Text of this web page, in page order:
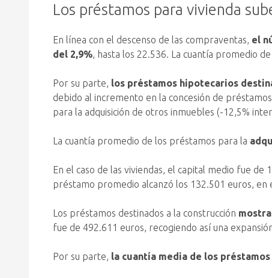
Los préstamos para vivienda
En línea con el descenso de las compraventas, el
del 2,9%, hasta los 22.536. La cuantía promedio
Por su parte, los préstamos hipotecarios
debido al incremento en la concesión de
para la adquisición de otros inmuebles (-12,5%
La cuantía promedio de los préstamos para la
En el caso de las viviendas, el capital medio fue de
préstamo promedio alcanzó los 132.501 euros, en
Los préstamos destinados a la construcción
fue de 492.611 euros, recogiendo así una
Por su parte, la cuantía media de los